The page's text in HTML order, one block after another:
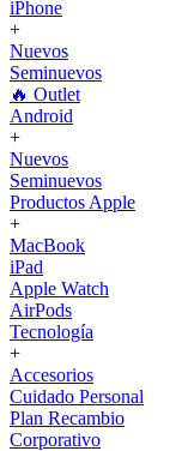
iPhone
+
Nuevos
Seminuevos
🔥 Outlet
Android
+
Nuevos
Seminuevos
Productos Apple
+
MacBook
iPad
Apple Watch
AirPods
Tecnología
+
Accesorios
Cuidado Personal
Plan Recambio
Corporativo